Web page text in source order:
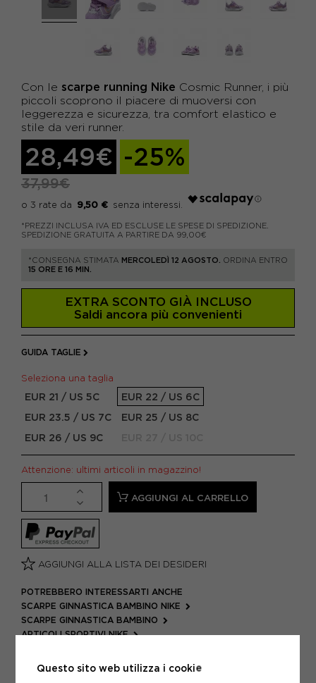
Con le scarpe running Nike Cosmic Runner, i più
piccoli scoprono il piacere di muoversi con
leggerezza e sicurezza, tra comfort elastico e
stile da veri runner.
28,49€ -25%
37,99€
9,50 €
*PREZZI INCLUSA IVA ED ESCLUSE LE SPESE DI SPEDIZIONE.
SPEDIZIONE GRATUITA A PARTIRE DA 99,00€
*CONSEGNA STIMATA MERCOLEDÌ 12 AGOSTO.
ORDINA ENTRO
15 ORE E 16 MIN.
EXTRA SCONTO GIÀ INCLUSO
Saldi ancora più convenienti
GUIDA TAGLIE
Seleziona una taglia
EUR 21 / US 5C
EUR 22 / US 6C
EUR 23.5 / US 7C
EUR 25 / US 8C
EUR 26 / US 9C
Attenzione: ultimi articoli in magazzino!
AGGIUNGI AL CARRELLO
AGGIUNGI ALLA LISTA DEI DESIDERI
POTREBBERO INTERESSARTI ANCHE
SCARPE GINNASTICA BAMBINO NIKE
SCARPE GINNASTICA BAMBINO
ARTICOLI SPORTIVI NIKE
Questo sito web utilizza i cookie